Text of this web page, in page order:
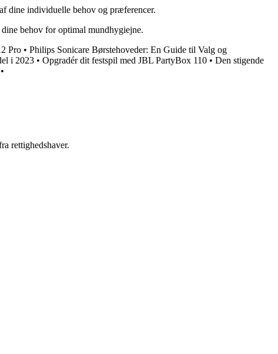
dine individuelle behov og præferencer.
behov for optimal mundhygiejne.
Pro • Philips Sonicare Børstehoveder: En Guide til Valg og
i 2023 • Opgradér dit festspil med JBL PartyBox 110 • Den stigende
•
rettighedshaver.